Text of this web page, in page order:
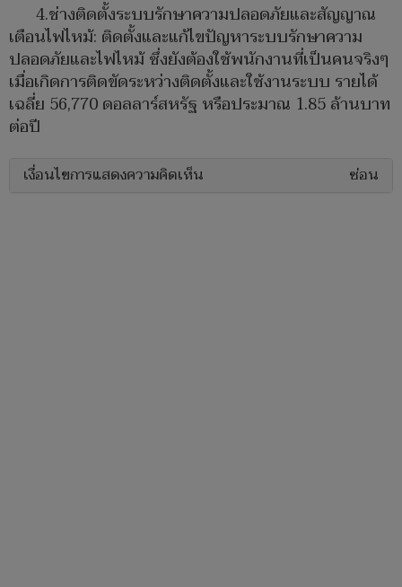
4.ช่างติดตั้งระบบรักษาความปลอดภัยและสัญญาณ
เตือนไฟไหม้: ติดตั้งและแก้ไขปัญหาระบบรักษาความ
ปลอดภัยและไฟไหม้ ซึ่งยังต้องใช้พนักงานที่เป็นคนจริงๆ
เมื่อเกิดการติดขัดระหว่างติดตั้งและใช้งานระบบ รายได้
เฉลี่ย 56,770 ดอลลาร์สหรัฐ หรือประมาณ 1.85 ล้านบาท
ต่อปี
เงื่อนไขการแสดงความคิดเห็น ซ่อน